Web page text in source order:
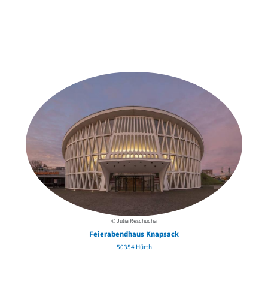
© Julia Reschucha
Feierabendhaus Knapsack
50354 Hürth